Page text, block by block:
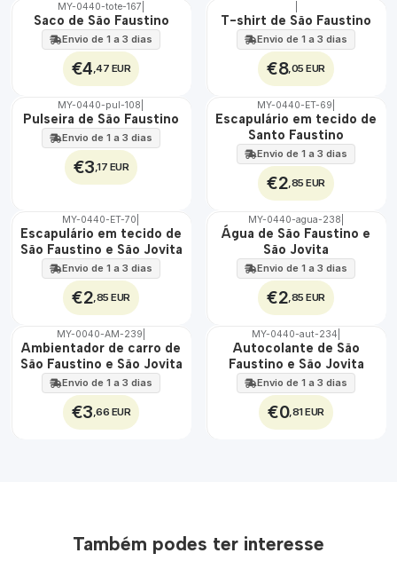
🇵🇹
100%
MY-0440-tote-167
Saco de São Faustino
Envio de 1 a 3 dias
€4 ,47 EUR
🇵🇹
100%
T-shirt de São Faustino
Envio de 1 a 3 dias
€8,05 EUR
🇵🇹
100%
MY-0440-pul-108
Pulseira de São Faustino
Envio de 1 a 3 dias
€3 ,17 EUR
🇵🇹
100%
ÁGUA
MY-0440-ET-69
Escapulário em tecido de
Santo Faustino
Envio de 1 a 3 dias
€2 ,85 EUR
🇵🇹
100%
ÁGUA
MY-0440-ET-70
Escapulário em tecido de
São Faustino e São Jovita
Envio de 1 a 3 dias
€2 ,85 EUR
🇵🇹
MY-0440-agua-238
Água de São Faustino e
São Jovita
Envio de 1 a 3 dias
€2 ,85 EUR
🇵🇹
100%
MY-0040-AM-239
Ambientador de carro de
São Faustino e São Jovita
Envio de 1 a 3 dias
€3 ,66 EUR
🇵🇹
100%
MY-0440-aut-234
Autocolante de São
Faustino e São Jovita
Envio de 1 a 3 dias
€0,81 EUR
Também podes ter interesse